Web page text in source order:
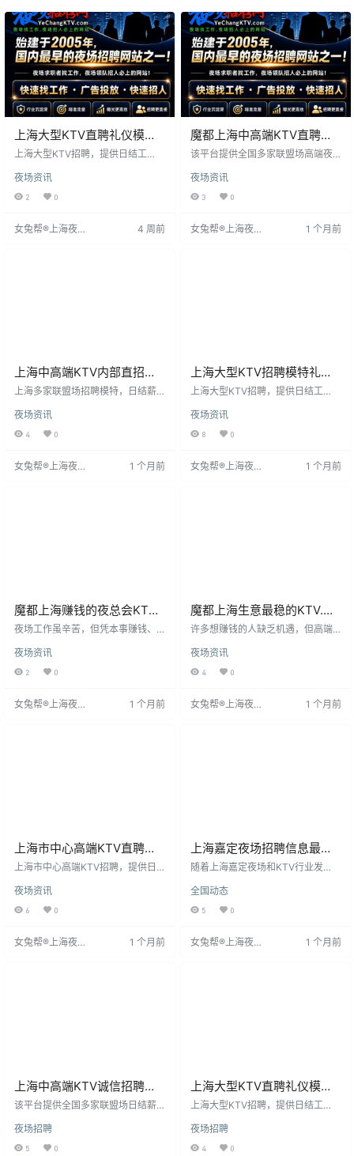
上海夜生活丰富，为求职者提供良
好平台。
上海大型KTV直聘礼仪模特–
无押金包食宿
上海大型KTV招聘，提供日结工
环境充满音乐与活力，氛围热情。
公司重视员工，提供培训与发展机
会，并享有丰富福利。适合寻求活
夜场资讯
2 0
女兔帮®上海夜场
4 周前
魔都上海中高端KTV直聘上
班自由可兼职！！
该平台提供全国多家联盟场高端夜
向高素质白领客户。工作轻松，只
需与客户交流并递送物品，无任何
期间费用，企业管吃住并提供免费
销路费并保证上班率。应聘前务必
夜场资讯
3 0
女兔帮®上海夜场
1 个月前
上海中高端KTV内部直招带
领新人有丰厚红包!
上海多家联盟场招聘模特，日结薪3
泼、形象佳，身高170以上，不限经
验年龄。适合想增加收入、寻求发
车费。
夜场资讯
4 0
女兔帮®上海夜场
1 个月前
上海大型KTV招聘模特礼仪/
上下班专车接送
上海大型KTV招聘，提供日结工
市内热门KTV，我们致力于优质服
务，珍视每位员工。工作环境充满
我们提供专业培训与发展机会，帮
夜场资讯
8 0
女兔帮®上海夜场
1 个月前
魔都上海赚钱的夜总会KTV
招聘夜场精英日结包住-保证
夜场工作虽辛苦，但凭本事赚钱、
靠谱领队，我们平台免费、福利
多，无需学历经验，只求上进心。
工作模式。一两年打拼可能改变命
夜场资讯
2 0
女兔帮®上海夜场
1 个月前
魔都上海生意最稳的KTV.直
聘·机票住宿全安排!
许多想赚钱的人缺乏机遇，但高端
主要面向高素养白领客户。该平台
提供零费用入职、管吃住、免费宿
前语音沟通，适合无从业资格证
夜场资讯
4 0
女兔帮®上海夜场
1 个月前
上海市中心高端KTV直聘礼
仪模特/上下班专车接送
上海市中心高端KTV招聘，提供日
作为市内热门KTV，我们致力于优
质服务，珍视每位员工。工作环境
日福利等丰富待遇。我们注重员工
夜场资讯
6 0
女兔帮®上海夜场
1 个月前
上海嘉定夜场招聘信息最新
招聘
随着上海嘉定夜场和KTV行业发
定高薪岗位。招聘注重形象与综合
素质，女性为主，年龄18-30岁，身
活，部分企业晚间面试，正规企业
全国动态
5 0
女兔帮®上海夜场
1 个月前
上海中高端KTV诚信招聘生
意爆好·
该平台提供全国多家联盟场日结薪1
招待的高素质白领客户。工作内容
简单，薪水日结，按班抽成，无需
夜场招聘
5 0
上海大型KTV直聘礼仪模
特；生意好不好来了就知道
上海大型KTV招聘，提供日结工
热门KTV，我们致力于优质服务，
珍视每位员工。工作环境充满音乐
夜场招聘
4 0